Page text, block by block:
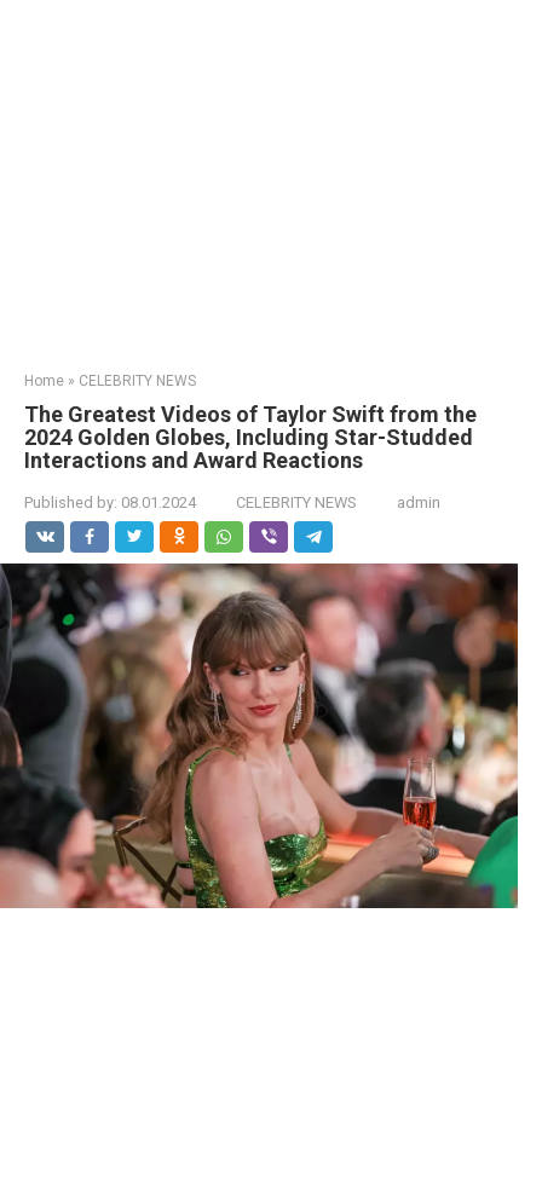
Home » CELEBRITY NEWS
The Greatest Videos of Taylor Swift from the
2024 Golden Globes, Including Star-Studded
Interactions and Award Reactions
Published by: 08.01.2024 CELEBRITY NEWS admin